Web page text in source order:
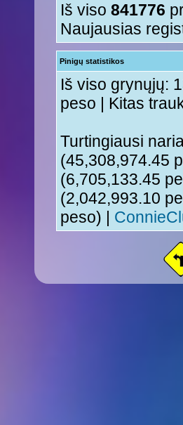
Iš viso 841776
Naujausias
Pinigų statistikos
Iš viso grynųjų:
peso | Kitas
Turtingiausi
(45,308,974.45
(6,705,133.45
(2,042,993.10
peso) |